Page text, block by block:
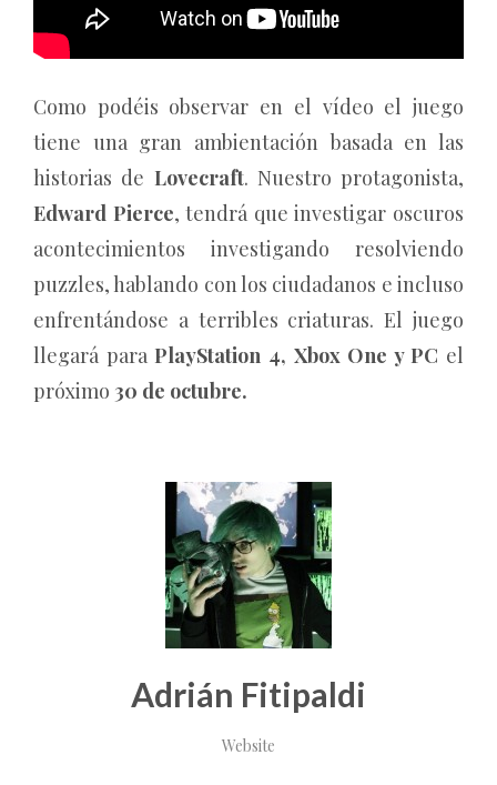
Como podéis observar en el vídeo el juego
tiene una gran ambientación basada en las
historias de Lovecraft. Nuestro protagonista,
Edward Pierce, tendrá que investigar oscuros
acontecimientos investigando resolviendo
puzzles, hablando con los ciudadanos e incluso
enfrentándose a terribles criaturas. El juego
llegará paraPlayStation 4, Xbox One y PC el
próximo 30 de octubre.
Adrián Fitipaldi
Website